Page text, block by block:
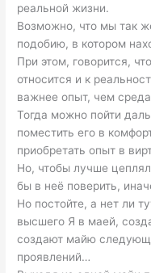
реальной жизни.
Возможно, что мы так
подобию, в котором
При этом, говорится,
относится и к
важнее опыт, чем
Тогда можно пойти
поместить его в
приобретать опыт в
Но, чтобы лучше
бы в неё поверить,
Но постойте, а нет ли
высшего Я в маей,
создают майю
проявлений…